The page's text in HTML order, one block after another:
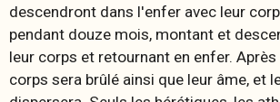
descendront dans l'enfer avec leur
pendant douze mois, montant et
leur corps et retournant en enfer.
corps sera brûlé ainsi que leur âme, et